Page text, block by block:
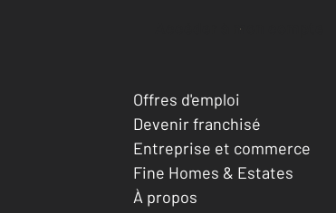
Accéder à mon compte
Offres d'emploi
Devenir franchisé
Entreprise et commerce
Fine Homes & Estates
À propos